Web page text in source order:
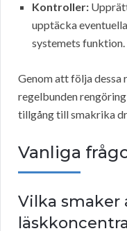
Kontroller:
upptäcka
systemets funktion.
Genom att följa
regelbunden
tillgång till smakrika
Vanliga
Vilka smaker